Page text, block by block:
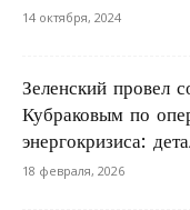
14 октября, 2024
Зеленский провел
Кубраковым по
энергокризиса:
18 февраля, 2026